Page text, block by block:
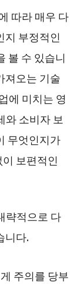
따라 매우 다
지 부정적인
볼 수 있습니
져오는 기술
에 미치는 영
와 소비자 보
무엇인지가
보편적인
략적으로 다
니다.
주의를 당부